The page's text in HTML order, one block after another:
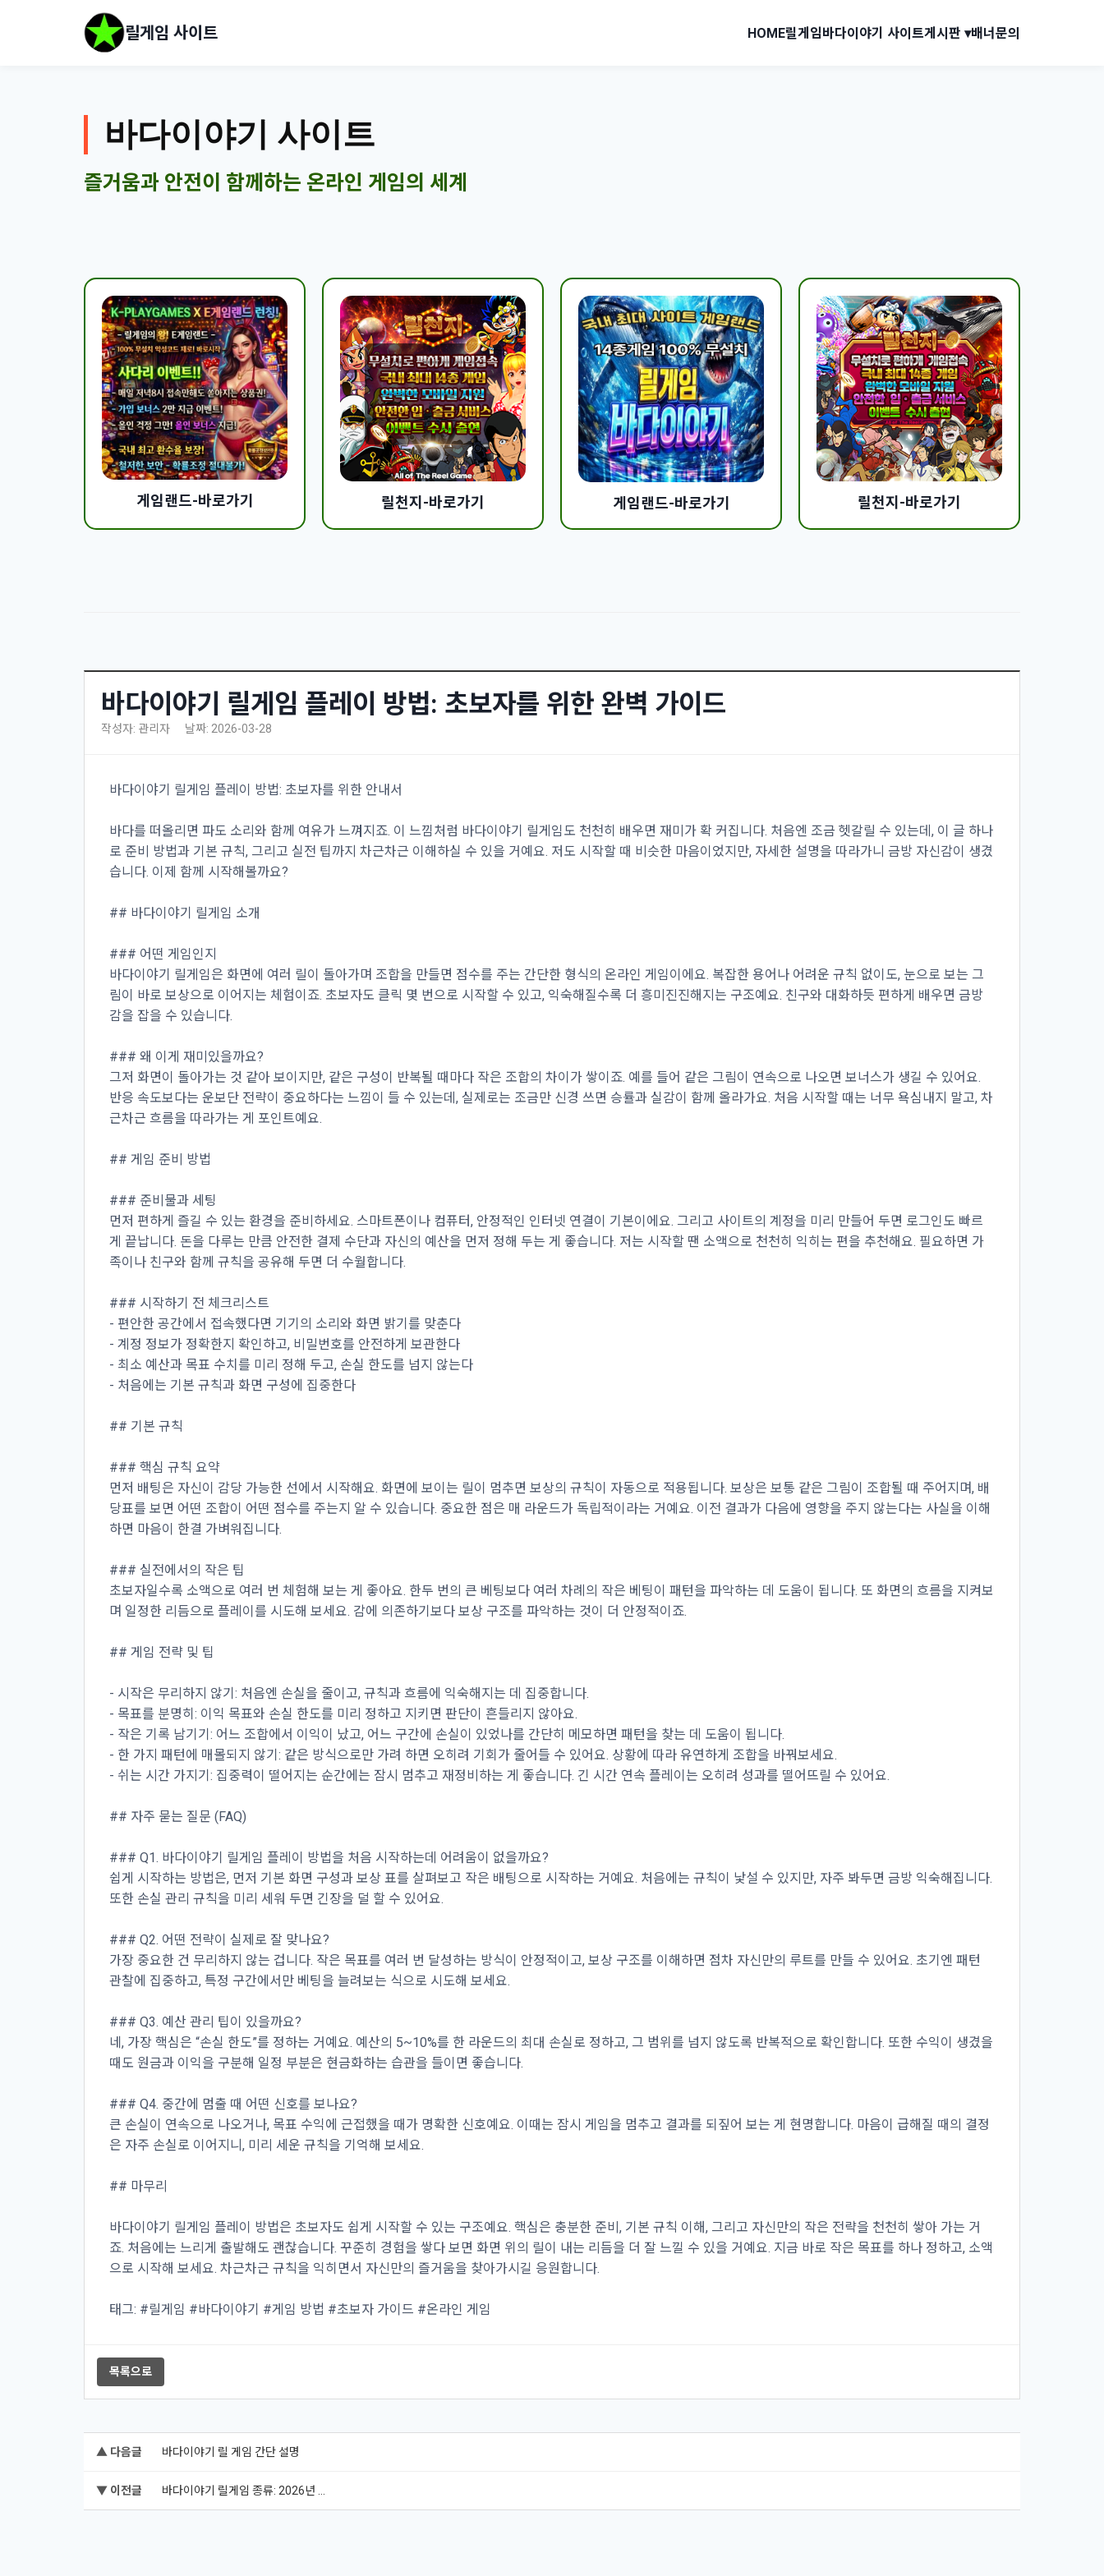
릴게임 사이트 HOME릴게임바다이야기 사이트게시판 ▾배너문의
바다이야기 사이트
즐거움과 안전이 함께하는 온라인 게임의 세계
게임랜드-바로가기 릴천지-바로가기 게임랜드-바로가기 릴천지-바로가기
바다이야기 릴게임 플레이 방법: 초보자를 위한 완벽 가이드
작성자: 관리자 날짜: 2026-03-28
바다이야기 릴게임 플레이 방법: 초보자를 위한 안내서
바다를 떠올리면 파도 소리와 함께 여유가 느껴지죠. 이 느낌처럼 바다이야기 릴게임도 천천히 배우면 재미가 확 커집니다. 처음엔 조금 헷갈릴 수 있는데, 이 글 하나
로 준비 방법과 기본 규칙, 그리고 실전 팁까지 차근차근 이해하실 수 있을 거예요. 저도 시작할 때 비슷한 마음이었지만, 자세한 설명을 따라가니 금방 자신감이 생겼
습니다. 이제 함께 시작해볼까요?
## 바다이야기 릴게임 소개
### 어떤 게임인지
바다이야기 릴게임은 화면에 여러 릴이 돌아가며 조합을 만들면 점수를 주는 간단한 형식의 온라인 게임이에요. 복잡한 용어나 어려운 규칙 없이도, 눈으로 보는 그
림이 바로 보상으로 이어지는 체험이죠. 초보자도 클릭 몇 번으로 시작할 수 있고, 익숙해질수록 더 흥미진진해지는 구조예요. 친구와 대화하듯 편하게 배우면 금방
감을 잡을 수 있습니다.
### 왜 이게 재미있을까요?
그저 화면이 돌아가는 것 같아 보이지만, 같은 구성이 반복될 때마다 작은 조합의 차이가 쌓이죠. 예를 들어 같은 그림이 연속으로 나오면 보너스가 생길 수 있어요.
반응 속도보다는 운보단 전략이 중요하다는 느낌이 들 수 있는데, 실제로는 조금만 신경 쓰면 승률과 실감이 함께 올라가요. 처음 시작할 때는 너무 욕심내지 말고, 차
근차근 흐름을 따라가는 게 포인트예요.
## 게임 준비 방법
### 준비물과 세팅
먼저 편하게 즐길 수 있는 환경을 준비하세요. 스마트폰이나 컴퓨터, 안정적인 인터넷 연결이 기본이에요. 그리고 사이트의 계정을 미리 만들어 두면 로그인도 빠르
게 끝납니다. 돈을 다루는 만큼 안전한 결제 수단과 자신의 예산을 먼저 정해 두는 게 좋습니다. 저는 시작할 땐 소액으로 천천히 익히는 편을 추천해요. 필요하면 가
족이나 친구와 함께 규칙을 공유해 두면 더 수월합니다.
### 시작하기 전 체크리스트
- 편안한 공간에서 접속했다면 기기의 소리와 화면 밝기를 맞춘다
- 계정 정보가 정확한지 확인하고, 비밀번호를 안전하게 보관한다
- 최소 예산과 목표 수치를 미리 정해 두고, 손실 한도를 넘지 않는다
- 처음에는 기본 규칙과 화면 구성에 집중한다
## 기본 규칙
### 핵심 규칙 요약
먼저 배팅은 자신이 감당 가능한 선에서 시작해요. 화면에 보이는 릴이 멈추면 보상의 규칙이 자동으로 적용됩니다. 보상은 보통 같은 그림이 조합될 때 주어지며, 배
당표를 보면 어떤 조합이 어떤 점수를 주는지 알 수 있습니다. 중요한 점은 매 라운드가 독립적이라는 거예요. 이전 결과가 다음에 영향을 주지 않는다는 사실을 이해
하면 마음이 한결 가벼워집니다.
### 실전에서의 작은 팁
초보자일수록 소액으로 여러 번 체험해 보는 게 좋아요. 한두 번의 큰 베팅보다 여러 차례의 작은 베팅이 패턴을 파악하는 데 도움이 됩니다. 또 화면의 흐름을 지켜보
며 일정한 리듬으로 플레이를 시도해 보세요. 감에 의존하기보다 보상 구조를 파악하는 것이 더 안정적이죠.
## 게임 전략 및 팁
- 시작은 무리하지 않기: 처음엔 손실을 줄이고, 규칙과 흐름에 익숙해지는 데 집중합니다.
- 목표를 분명히: 이익 목표와 손실 한도를 미리 정하고 지키면 판단이 흔들리지 않아요.
- 작은 기록 남기기: 어느 조합에서 이익이 났고, 어느 구간에 손실이 있었나를 간단히 메모하면 패턴을 찾는 데 도움이 됩니다.
- 한 가지 패턴에 매몰되지 않기: 같은 방식으로만 가려 하면 오히려 기회가 줄어들 수 있어요. 상황에 따라 유연하게 조합을 바꿔보세요.
- 쉬는 시간 가지기: 집중력이 떨어지는 순간에는 잠시 멈추고 재정비하는 게 좋습니다. 긴 시간 연속 플레이는 오히려 성과를 떨어뜨릴 수 있어요.
## 자주 묻는 질문 (FAQ)
### Q1. 바다이야기 릴게임 플레이 방법을 처음 시작하는데 어려움이 없을까요?
쉽게 시작하는 방법은, 먼저 기본 화면 구성과 보상 표를 살펴보고 작은 배팅으로 시작하는 거예요. 처음에는 규칙이 낯설 수 있지만, 자주 봐두면 금방 익숙해집니다.
또한 손실 관리 규칙을 미리 세워 두면 긴장을 덜 할 수 있어요.
### Q2. 어떤 전략이 실제로 잘 맞나요?
가장 중요한 건 무리하지 않는 겁니다. 작은 목표를 여러 번 달성하는 방식이 안정적이고, 보상 구조를 이해하면 점차 자신만의 루트를 만들 수 있어요. 초기엔 패턴
관찰에 집중하고, 특정 구간에서만 베팅을 늘려보는 식으로 시도해 보세요.
### Q3. 예산 관리 팁이 있을까요?
네, 가장 핵심은 “손실 한도”를 정하는 거예요. 예산의 5~10%를 한 라운드의 최대 손실로 정하고, 그 범위를 넘지 않도록 반복적으로 확인합니다. 또한 수익이 생겼을
때도 원금과 이익을 구분해 일정 부분은 현금화하는 습관을 들이면 좋습니다.
### Q4. 중간에 멈출 때 어떤 신호를 보나요?
큰 손실이 연속으로 나오거나, 목표 수익에 근접했을 때가 명확한 신호예요. 이때는 잠시 게임을 멈추고 결과를 되짚어 보는 게 현명합니다. 마음이 급해질 때의 결정
은 자주 손실로 이어지니, 미리 세운 규칙을 기억해 보세요.
## 마무리
바다이야기 릴게임 플레이 방법은 초보자도 쉽게 시작할 수 있는 구조예요. 핵심은 충분한 준비, 기본 규칙 이해, 그리고 자신만의 작은 전략을 천천히 쌓아 가는 거
죠. 처음에는 느리게 출발해도 괜찮습니다. 꾸준히 경험을 쌓다 보면 화면 위의 릴이 내는 리듬을 더 잘 느낄 수 있을 거예요. 지금 바로 작은 목표를 하나 정하고, 소액
으로 시작해 보세요. 차근차근 규칙을 익히면서 자신만의 즐거움을 찾아가시길 응원합니다.
태그: #릴게임 #바다이야기 #게임 방법 #초보자 가이드 #온라인 게임
목록으로
▲ 다음글 바다이야기 릴 게임 간단 설명
▼ 이전글 바다이야기 릴게임 종류: 2026년 ...